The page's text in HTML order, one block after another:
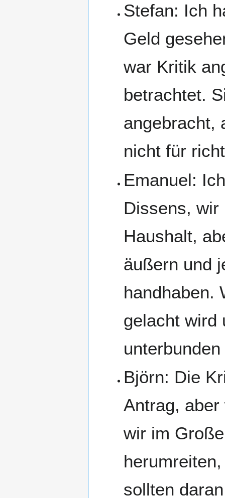
Stefan: Ich
Geld
war Kritik
betrachtet.
angebracht,
nicht für
Emanuel:
Dissens, wir
Haushalt,
äußern und
handhaben.
gelacht wird
Björn: Die
Antrag,
wir im
sollten